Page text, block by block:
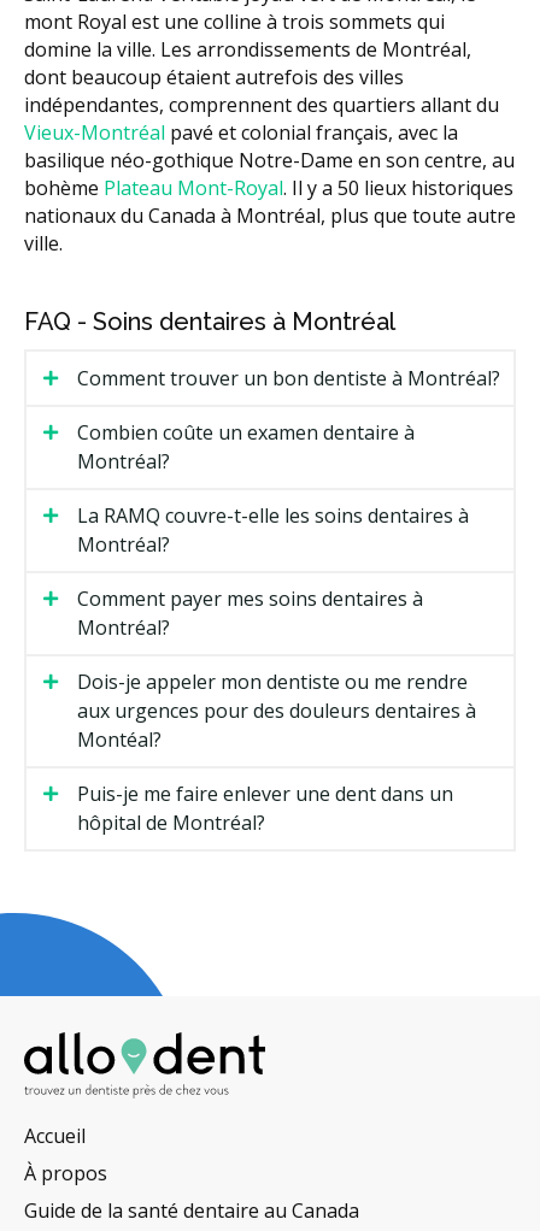
mont Royal est une colline à trois sommets qui
domine la ville. Les arrondissements de Montréal,
dont beaucoup étaient autrefois des villes
indépendantes, comprennent des quartiers allant du
Vieux-Montréal pavé et colonial français, avec la
basilique néo-gothique Notre-Dame en son centre, au
bohème Plateau Mont-Royal. Il y a 50 lieux historiques
nationaux du Canada à Montréal, plus que toute autre
ville.
FAQ - Soins dentaires à Montréal
Comment trouver un bon dentiste à Montréal?
Combien coûte un examen dentaire à
Montréal?
La RAMQ couvre-t-elle les soins dentaires à
Montréal?
Comment payer mes soins dentaires à
Montréal?
Dois-je appeler mon dentiste ou me rendre
aux urgences pour des douleurs dentaires à
Montéal?
Puis-je me faire enlever une dent dans un
hôpital de Montréal?
Accueil
À propos
Guide de la santé dentaire au Canada